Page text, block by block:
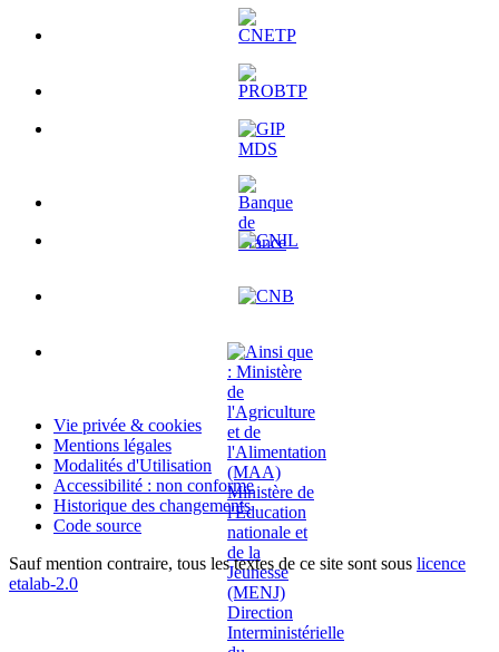
Vie privée & cookies
Mentions légales
Modalités d'Utilisation
Accessibilité : non conforme
Historique des changements
Code source
Sauf mention contraire, tous les textes de ce site sont sous licence
etalab-2.0